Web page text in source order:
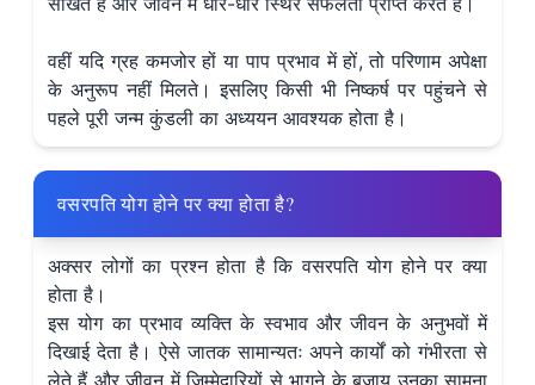
वहीं यदि ग्रह कमजोर हों या पाप प्रभाव में हों, तो परिणाम अपेक्षा
के अनुरूप नहीं मिलते। इसलिए किसी भी निष्कर्ष पर पहुंचने से
पहले पूरी जन्म कुंडली का अध्ययन आवश्यक होता है।
वसरपति योग होने पर क्या होता है?
अक्सर लोगों का प्रश्न होता है कि वसरपति योग होने पर क्या
होता है।
इस योग का प्रभाव व्यक्ति के स्वभाव और जीवन के अनुभवों में
दिखाई देता है। ऐसे जातक सामान्यतः अपने कार्यों को गंभीरता से
लेते हैं और जीवन में जिम्मेदारियों से भागने के बजाय उनका सामना